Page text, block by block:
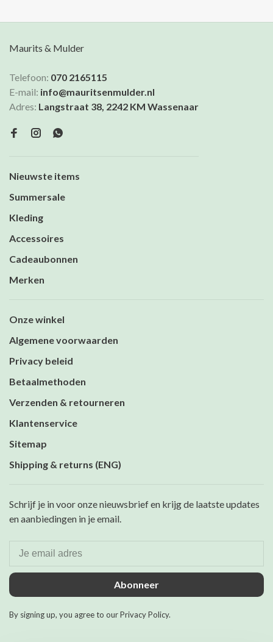
Maurits & Mulder
Telefoon: 070 2165115
E-mail: info@mauritsenmulder.nl
Adres: Langstraat 38, 2242 KM Wassenaar
Nieuwste items
Summersale
Kleding
Accessoires
Cadeaubonnen
Merken
Onze winkel
Algemene voorwaarden
Privacy beleid
Betaalmethoden
Verzenden & retourneren
Klantenservice
Sitemap
Shipping & returns (ENG)
Schrijf je in voor onze nieuwsbrief en krijg de laatste updates
en aanbiedingen in je email.
Abonneer
By signing up, you agree to our Privacy Policy.